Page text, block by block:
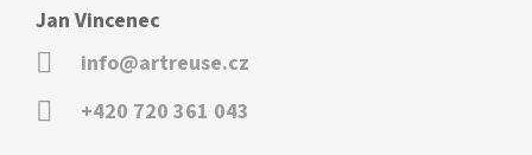
Jan Vincenec
info@artreuse.cz
+420 720 361 043